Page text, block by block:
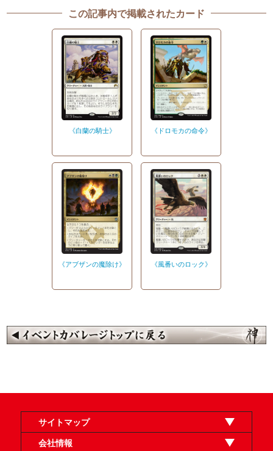
この記事内で掲載されたカード
《白蘭の騎士》 《ドロモカの命令》
《アブザンの魔除け》 《風番いのロック》
サイトマップ
オンラインショップ
買取
記事
選手一覧
デッキ検索
デッキ構築
イベント・大会
店舗のご案内
お問い合わせ
ヘルプ
FAQ
会社情報